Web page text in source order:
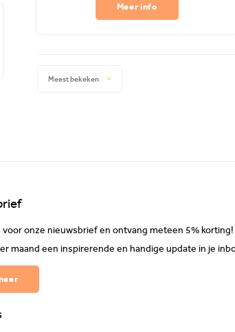
Meer info
Meest bekeken
voor onze nieuwsbrief en ontvang meteen 5%
maand een inspirerende en handige update in je